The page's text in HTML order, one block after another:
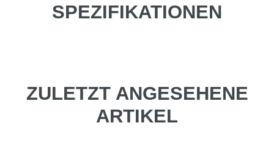
SPEZIFIKATIONEN
ZULETZT ANGESEHENE
ARTIKEL